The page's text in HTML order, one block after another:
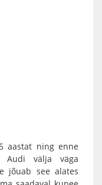
aastat ning enne
Audi välja väga
jõuab see alates